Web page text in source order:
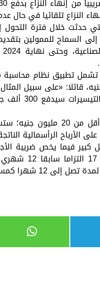
حدثت خلال فترة التحول
تشمل تطبيق نظام محاسبة
السنوي 20 مليون جنيه، قائلا:
وذكر أن الشريحة من
كبير فيما يخص ضريبة
مالية من الدولة.